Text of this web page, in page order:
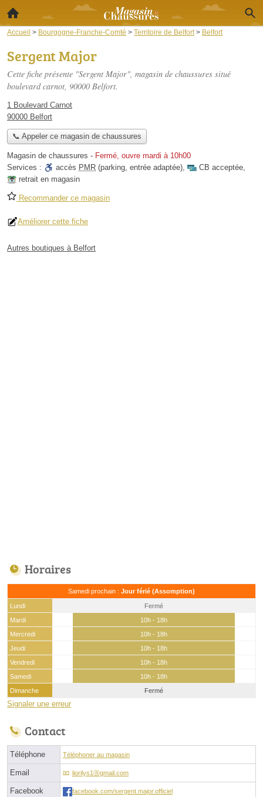
Accueil > Bourgogne-Franche-Comté > Territoire de Belfort > Belfort
Sergent Major
Cette fiche présente "Sergent Major", magasin de chaussures situé
boulevard carnot, 90000 Belfort.
1 Boulevard Carnot
90000 Belfort
📞 Appeler ce magasin de chaussures
Magasin de chaussures - Fermé, ouvre mardi à 10h00
Services :
accès PMR (parking, entrée adaptée), CB acceptée,
retrait en magasin
Recommander ce magasin
Améliorer cette fiche
Autres boutiques à Belfort
Horaires
Samedi prochain : Jour férié (Assomption)
Lundi
Fermé
Mardi
10h - 18h
Mercredi
10h - 18h
Jeudi
10h - 18h
Vendredi
10h - 18h
Samedi
10h - 18h
Dimanche
Fermé
Signaler une erreur
Contact
Téléphone Téléphoner au magasin
Email liorilys1ⓐgmail.com
Facebook facebook.com/sergent.major.officiel